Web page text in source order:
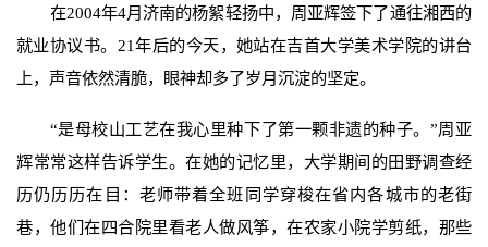
在2004年4月济南的杨絮轻扬中，周亚辉签下了通往湘西的
就业协议书。21年后的今天，她站在吉首大学美术学院的讲台
上，声音依然清脆，眼神却多了岁月沉淀的坚定。
“是母校山工艺在我心里种下了第一颗非遗的种子。”周亚
辉常常这样告诉学生。在她的记忆里，大学期间的田野调查经
历仍历历在目：老师带着全班同学穿梭在省内各城市的老街
巷，他们在四合院里看老人做风筝，在农家小院学剪纸，那些